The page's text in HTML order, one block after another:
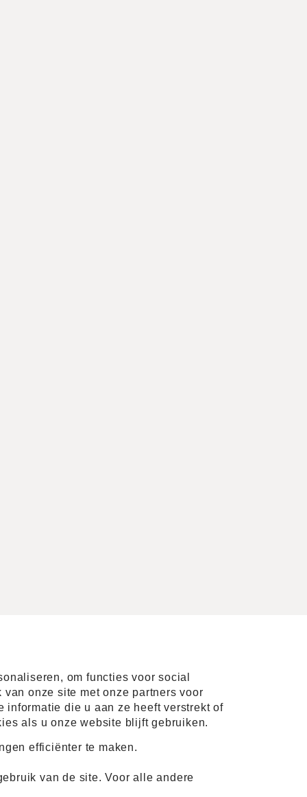
om functies voor social
onze site met onze partners voor
informatie die u aan ze heeft verstrekt of
als u onze website blijft gebruiken.
efficiënter te maken.
van de site. Voor alle andere